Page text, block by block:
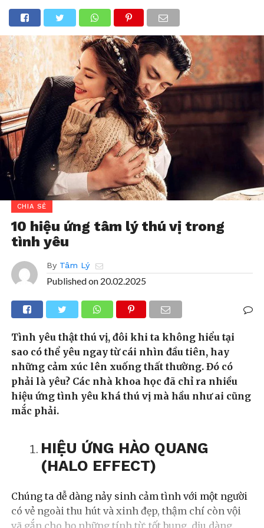
CHIA SẺ
10 hiệu ứng tâm lý thú vị trong
tình yêu
By Tâm Lý
Published on 20.02.2025
Tình yêu thật thú vị, đôi khi ta không hiểu tại
sao có thể yêu ngay từ cái nhìn đầu tiên, hay
những cảm xúc lên xuống thất thường. Đó có
phải là yêu? Các nhà khoa học đã chỉ ra nhiều
hiệu ứng tình yêu khá thú vị mà hầu như ai cũng
mắc phải.
HIỆU ỨNG HÀO QUANG
(HALO EFFECT)
Chúng ta dễ dàng nảy sinh cảm tình với một người
có vẻ ngoài thu hút và xinh đẹp, thậm chí còn vội